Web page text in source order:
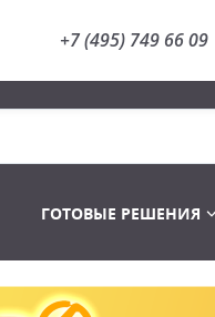
+7 (495) 749 66 09
ГОТОВЫЕ РЕШЕНИЯ